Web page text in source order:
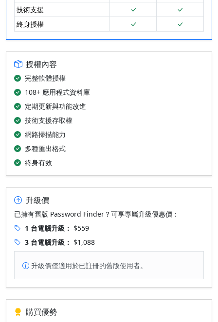
技術支援
終身授權
授權內容
完整軟體授權
108+ 應用程式資料庫
定期更新與功能改進
技術支援存取權
網路掃描能力
多種匯出格式
終身有效
升級價
已擁有舊版 Password Finder？可享專屬升級優惠價：
1 台電腦升級： $559
3 台電腦升級： $1,088
升級價僅適用於已註冊的舊版使用者。
購買優勢